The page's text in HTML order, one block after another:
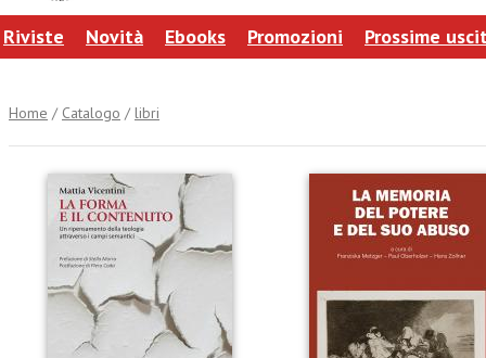
Riviste Novità Ebooks Promozioni Prossime
Home / Catalogo / libri